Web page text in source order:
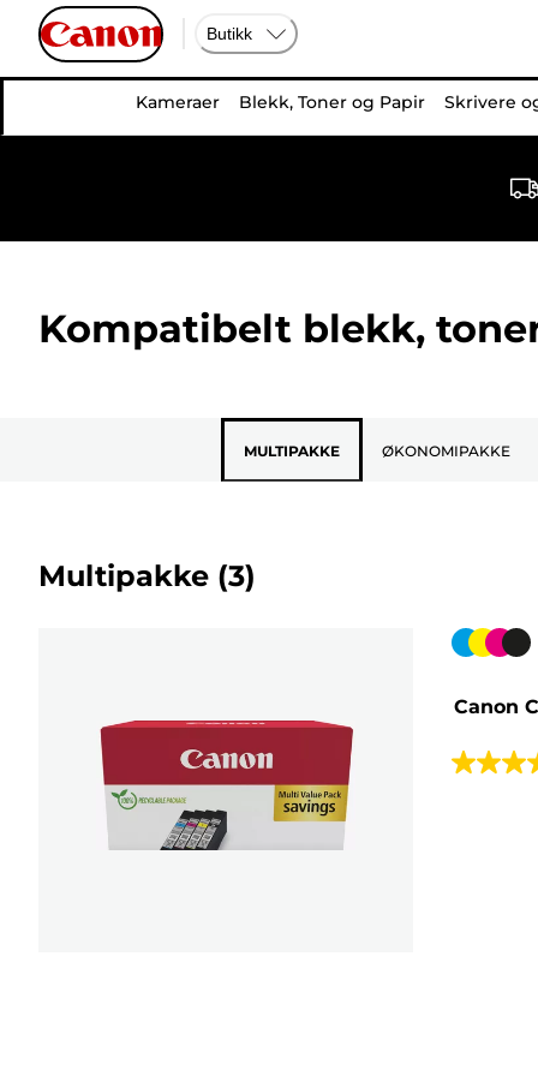
Butikk
Kameraer Blekk, Toner og Papir Skrivere
Kompatibelt blekk,
MULTIPAKKE ØKONOMIPAKKE
Multipakke (3)
Canon
4.4